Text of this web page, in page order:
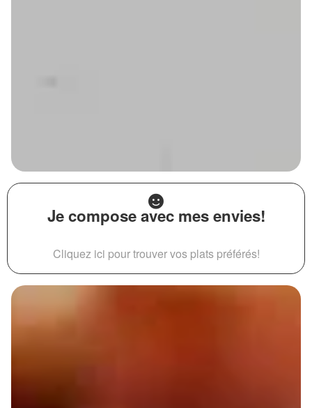
Je compose avec mes envies!
Cliquez ici pour trouver vos plats préférés!